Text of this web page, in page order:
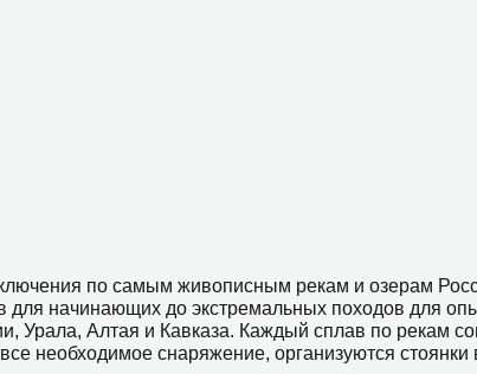
по самым живописным рекам и озерам
начинающих до экстремальных походов для
Урала, Алтая и Кавказа. Каждый сплав по рекам
необходимое снаряжение, организуются